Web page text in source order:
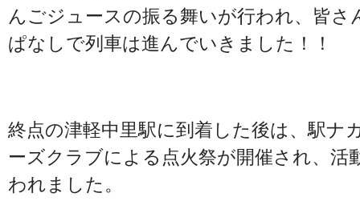
んごジュースの振る舞いが行われ、皆
ぱなしで列車は進んでいきました！！
終点の津軽中里駅に到着した後は、駅ナ
ーズクラブによる点火祭が開催され、活
われました。